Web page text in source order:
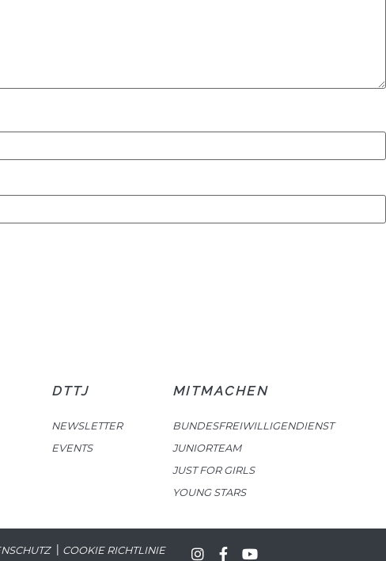
DTTJ
NEWSLETTER
EVENTS
MITMACHEN
BUNDESFREIWILLIGENDIENST
JUNIORTEAM
JUST FOR GIRLS
YOUNG STARS
| COOKIE RICHTLINIE